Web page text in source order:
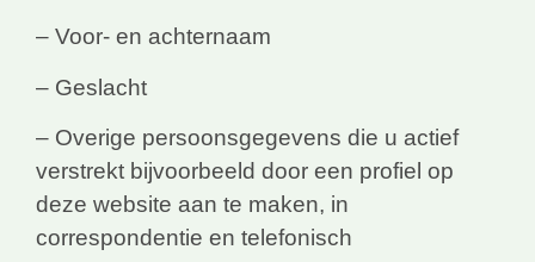
– Voor- en achternaam
– Geslacht
– Overige persoonsgegevens die u actief
verstrekt bijvoorbeeld door een profiel op
deze website aan te maken, in
correspondentie en telefonisch